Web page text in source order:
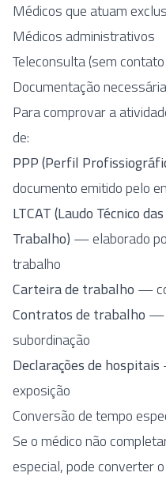
Médicos que atuam
Médicos administrativos
Teleconsulta (sem
Documentação necessária
Para comprovar a
de:
PPP (Perfil
documento emitido pelo
LTCAT (Laudo Técnico
Trabalho) — elaborado
trabalho
Carteira de trabalho —
Contratos de trabalho —
subordinação
Declarações de hospitais
exposição
Conversão de tempo
Se o médico não
especial, pode converter